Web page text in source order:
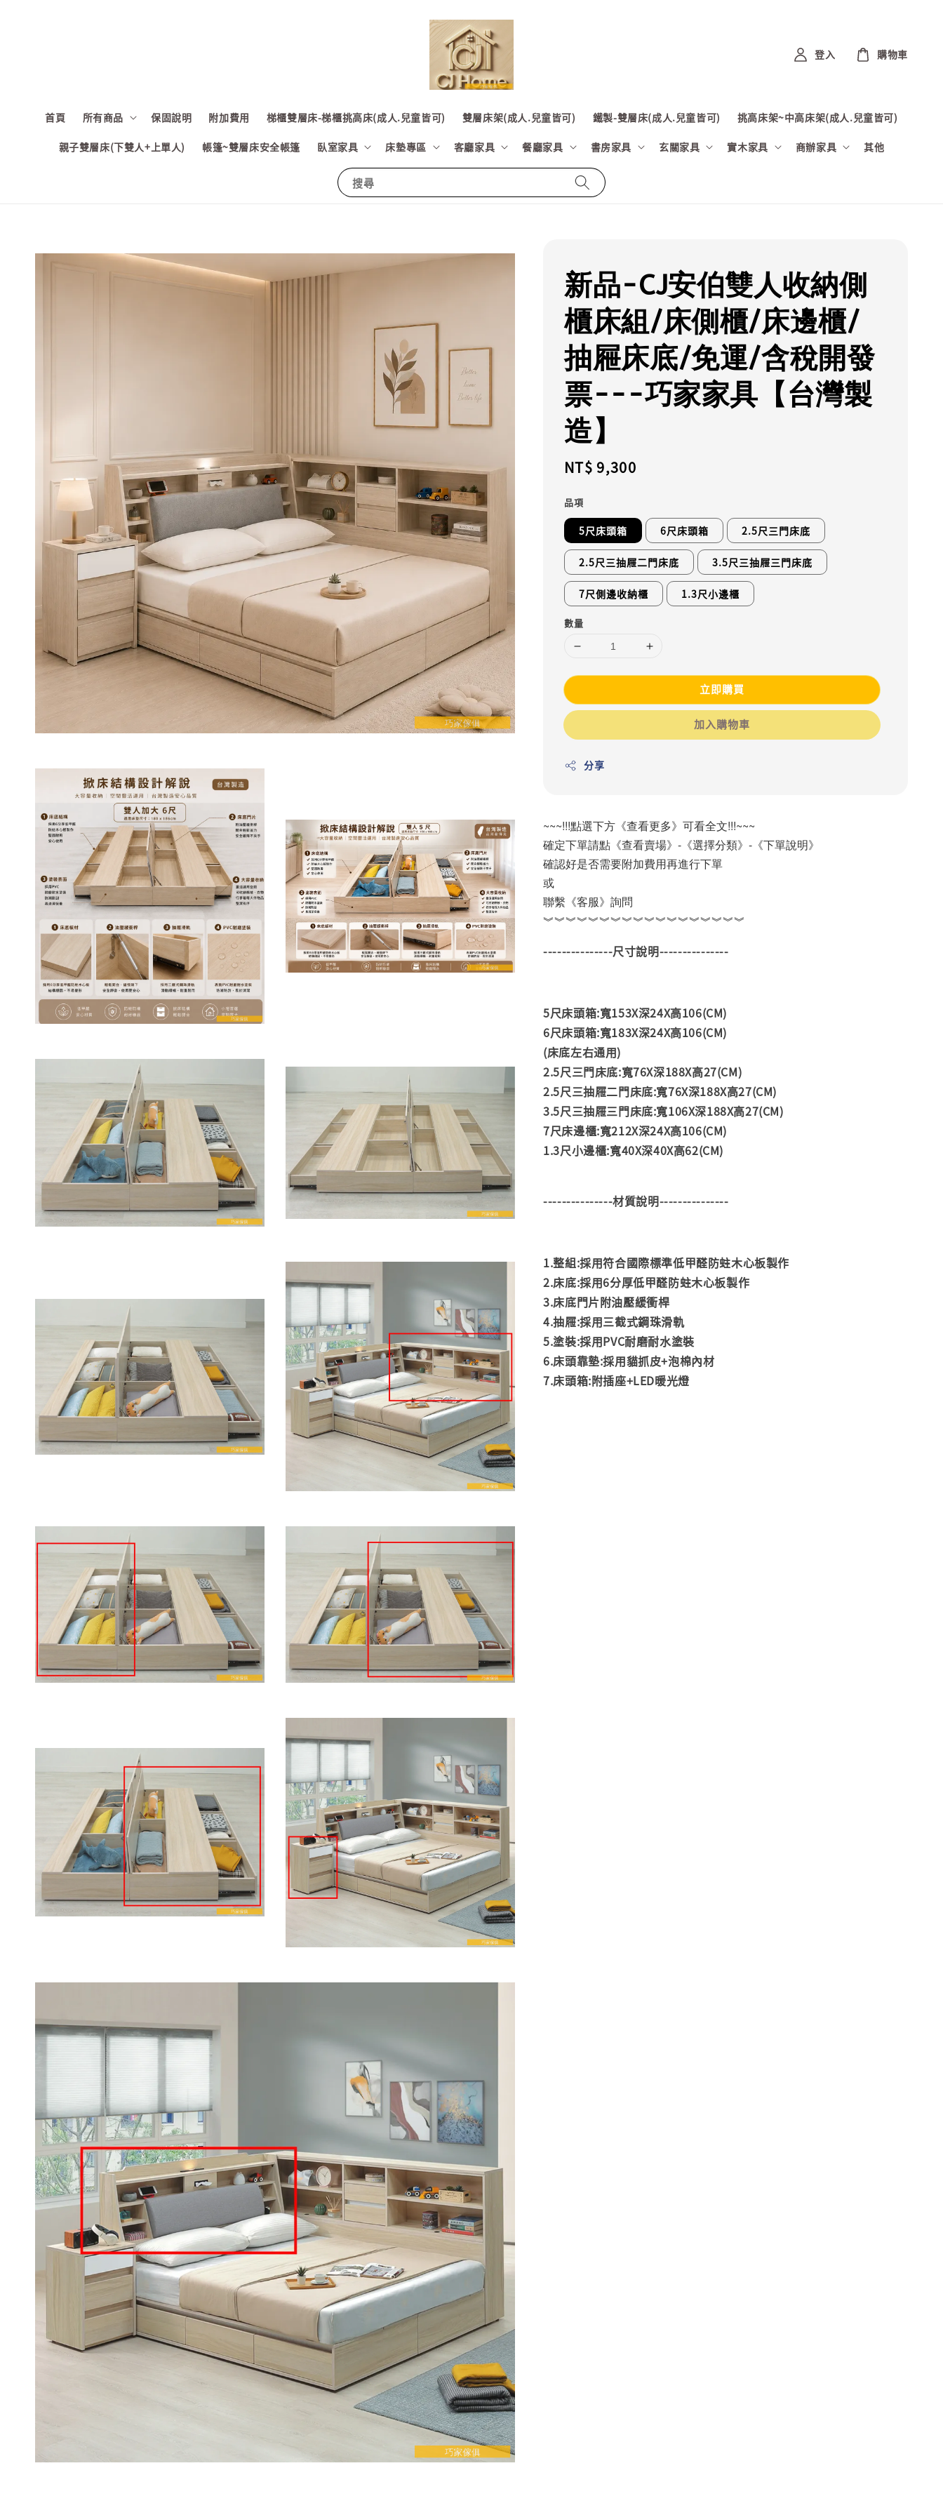
搜尋
首頁 所有商品 保固說明 附加費用 梯櫃雙層床-梯櫃挑高床(成人.兒童皆可) 雙層床架(成人.兒童皆可) 鐵製-雙層床(成人.兒童皆可) 挑高床架~中高床架(成人.兒童皆可)
親子雙層床(下雙人+上單人) 帳篷~雙層床安全帳篷 臥室家具 床墊專區 客廳家具 餐廳家具 書房家具 玄關家具 實木家具 商辦家具 其他
登入 購物車
新品-CJ安伯雙人收納側
櫃床組/床側櫃/床邊櫃/
抽屜床底/免運/含稅開發
票---巧家家具【台灣製
造】
Regular
NT$ 9,300
品項
5尺床頭箱 6尺床頭箱 2.5尺三門床底
2.5尺三抽屜二門床底 3.5尺三抽屜三門床底
7尺側邊收納櫃 1.3尺小邊櫃
數量
立即購買
加入購物車
分享
~~~!!!點選下方《查看更多》可看全文!!!~~~
確定下單請點《查看賣場》-《選擇分類》-《下單說明》
確認好是否需要附加費用再進行下單
或
聯繫《客服》詢問
︾︾︾︾︾︾︾︾︾︾︾︾︾︾︾︾︾︾
---------------尺寸說明---------------
5尺床頭箱:寬153X深24X高106(CM)
6尺床頭箱:寬183X深24X高106(CM)
(床底左右通用)
2.5尺三門床底:寬76X深188X高27(CM)
2.5尺三抽屜二門床底:寬76X深188X高27(CM)
3.5尺三抽屜三門床底:寬106X深188X高27(CM)
7尺床邊櫃:寬212X深24X高106(CM)
1.3尺小邊櫃:寬40X深40X高62(CM)
---------------材質說明---------------
1.整組:採用符合國際標準低甲醛防蛀木心板製作
2.床底:採用6分厚低甲醛防蛀木心板製作
3.床底門片附油壓緩衝桿
4.抽屜:採用三截式鋼珠滑軌
5.塗裝:採用PVC耐磨耐水塗裝
6.床頭靠墊:採用貓抓皮+泡棉內材
7.床頭箱:附插座+LED暖光燈